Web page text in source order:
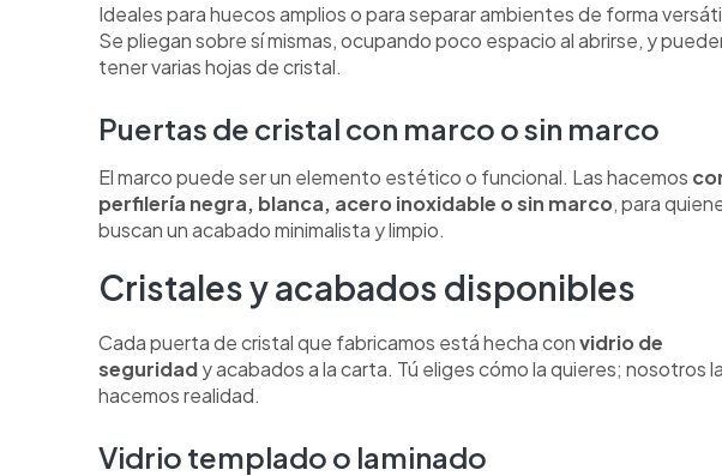
Ideales para huecos amplios o para separar ambientes de forma
Se pliegan sobre sí mismas, ocupando poco espacio al abrirse, y
tener varias hojas de cristal.
Puertas de cristal con marco o sin marco
El marco puede ser un elemento estético o funcional. Las hacemos
perfilería negra, blanca, acero inoxidable o sin marco, para
buscan un acabado minimalista y limpio.
Cristales y acabados disponibles
Cada puerta de cristal que fabricamos está hecha convidrio de
seguridady acabados a la carta. Tú eliges cómo la quieres; nosotros
hacemos realidad.
Vidrio templado o laminado